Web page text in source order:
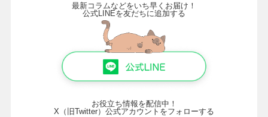
最新コラムなどをいち早くお届け！
公式LINEを友だちに追加する
お役立ち情報を配信中！
X（旧Twitter）公式アカウントをフォローする